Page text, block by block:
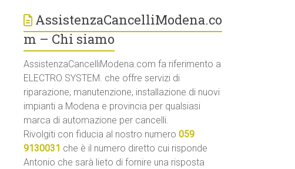
AssistenzaCancelliModena.co
m – Chi siamo
AssistenzaCancelliModena.com fa riferimento a
ELECTRO SYSTEM. che offre servizi di
riparazione, manutenzione, installazione di nuovi
impianti a Modena e provincia per qualsiasi
marca di automazione per cancelli.
Rivolgiti con fiducia al nostro numero059
9130031 che è il numero diretto cui risponde
Antonio che sarà lieto di fornire una risposta